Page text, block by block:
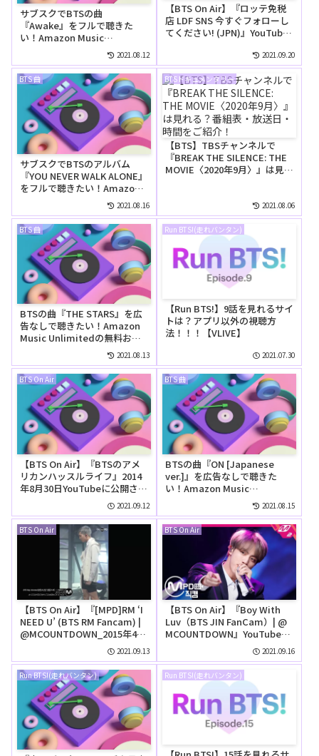
サブスクでBTSの曲
『Awake』をフルで聴きた
い！Amazon Music
Unlimitedでは無料で聴け
る？
2021.08.12
【BTS On Air】『ロッテ免税
店 LDF SNS 今すぐフォローし
てください! (JPN)』YouTube
2021.09.20
BTS 曲
サブスクでBTSのアルバム
『YOU NEVER WALK ALONE』
をフルで聴きたい！Amazon
Music Unlimitedでは無料で
2021.08.16
BTSドキュメンタリー
【BTS】TBSチャンネルで
『BREAK THE SILENCE: THE
MOVIE〈2020年9月〉』は見れ
2021.08.06
BTS 曲
BTSの曲『THE STARS』を広
告なしで聴きたい！Amazon
Music Unlimitedの無料お試
しでリピートして聴ける？2021.08.13
Run BTS!(走れバンタン)
【Run BTS!】9話を見れるサイ
トは？アプリ以外の視聴方
法！！！【VLIVE】
2021.07.30
BTS On Air
【BTS On Air】『BTSのアメ
リカンハッスルライフ』2014
年8月30日YouTubeに公開され
2021.09.12
BTS 曲
BTSの曲『ON [Japanese
ver.]』を広告なしで聴きた
い！Amazon Music
Unlimitedの無料お試しでリ
ピートして聴ける？
2021.08.15
BTS On Air
【BTS On Air】『[MPD]RM ‘I
NEED U’ (BTS RM Fancam) |
@MCOUNTDOWN_2015年4月
30日』YouTubeに公開された
2021.09.13
BTS On Air
【BTS On Air】『Boy With
Luv（BTS JIN FanCam）| @
MCOUNTDOWN』YouTubeに
2021.09.16
Run BTS!(走れバンタン) Run BTS!(走れバンタン)